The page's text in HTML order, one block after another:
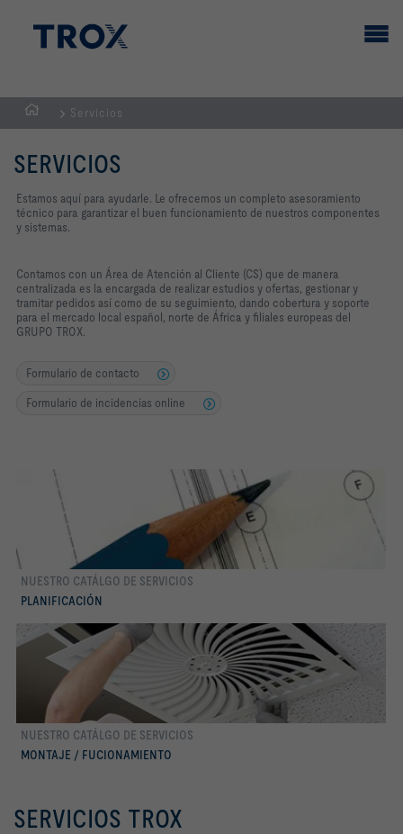
PÁGINA
PRINCIPAL
Servicios
SERVICIOS
Estamos aquí para ayudarle. Le ofrecemos un completo asesoramiento
técnico para garantizar el buen funcionamiento de nuestros componentes
y sistemas.
Contamos con un Área de Atención al Cliente (CS) que de manera
centralizada es la encargada de realizar estudios y ofertas, gestionar y
tramitar pedidos así como de su seguimiento, dando cobertura y soporte
para el mercado local español, norte de África y filiales europeas del
GRUPO TROX.
Formulario de contacto
Formulario de incidencias online
NUESTRO CATÁLGO DE SERVICIOS
PLANIFICACIÓN
Conocer más
NUESTRO CATÁLGO DE SERVICIOS
MONTAJE / FUCIONAMIENTO
Conocer más
SERVICIOS TROX